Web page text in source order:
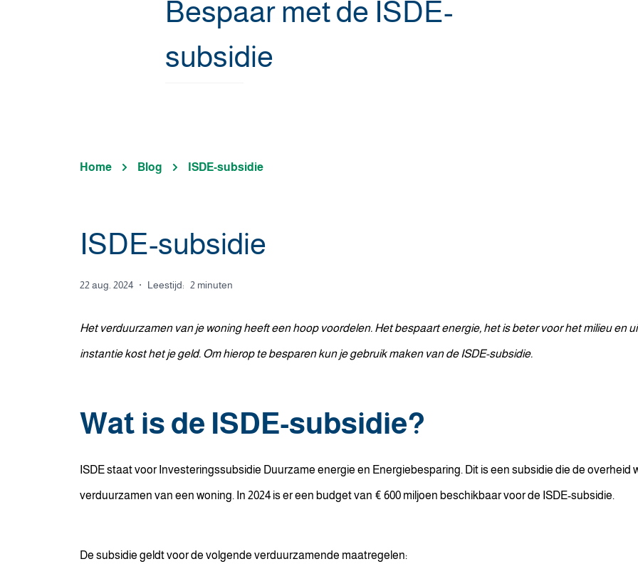
Bespaar met de ISDE-
subsidie
Home Blog ISDE-subsidie
ISDE-subsidie
22 aug. 2024 · Leestijd: 2 minuten
Het verduurzamen van je woning heeft een hoop voordelen. Het bespaart energie, het is beter voor het milieu en
instantie kost het je geld. Om hierop te besparen kun je gebruik maken van de ISDE-subsidie.
Wat is de ISDE-subsidie?
ISDE staat voor Investeringssubsidie Duurzame energie en Energiebesparing. Dit is een subsidie die de
verduurzamen van een woning. In 2024 is er een budget van € 600 miljoen beschikbaar voor de ISDE-subsidie.
De subsidie geldt voor de volgende verduurzamende maatregelen: